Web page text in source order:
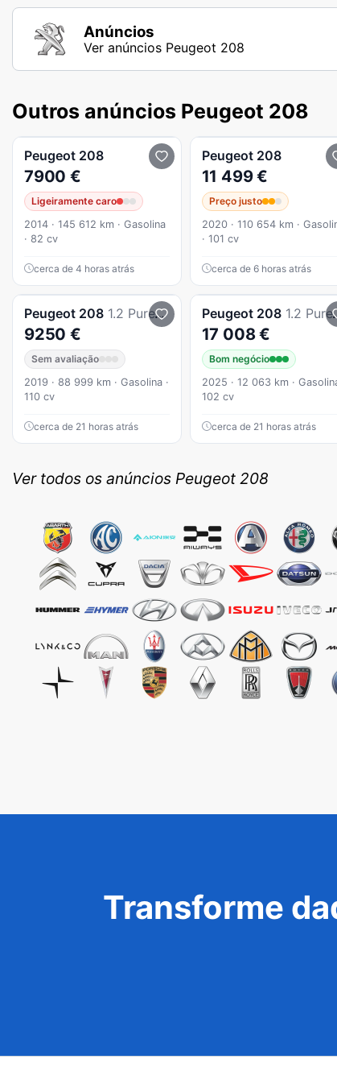
Anúncios
Ver anúncios Peugeot 208
Outros anúncios Peugeot 208
Peugeot 208
7900 €
Ligeiramente caro
2014 · 145 612 km · Gasolina
· 82 cv
cerca de 4 horas atrás
Peugeot 208
11 499 €
Preço justo
2020 · 110 654 km ·
· 101 cv
cerca de 6 horas atrás
Peugeot 208 1.2 PureTech Signature
9250 €
Sem avaliação
2019 · 88 999 km · Gasolina ·
110 cv
cerca de 21 horas atrás
Peugeot 208 1.2 PureTech Allure
17 008 €
Bom negócio
2025 · 12 063 km ·
102 cv
cerca de 21 horas atrás
Ver todos os anúncios Peugeot 208
Transforme